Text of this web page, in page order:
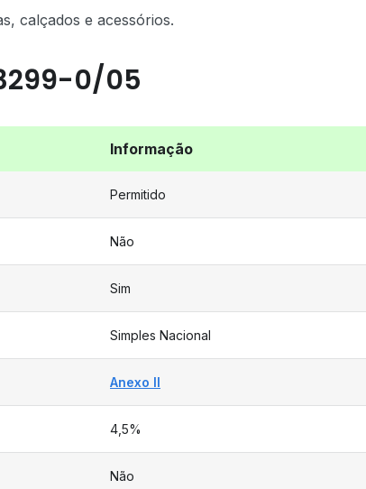
calçados e acessórios.
0/05
Informação
Permitido
Não
Sim
Simples Nacional
Anexo II
4,5%
Não